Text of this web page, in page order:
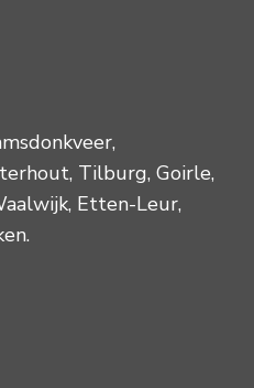
,
, Tilburg, Goirle,
, Etten-Leur,